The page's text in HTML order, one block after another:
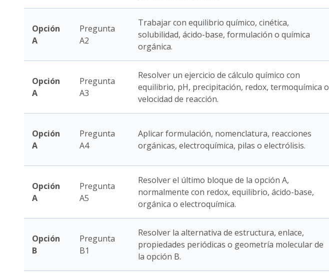
Opción
A
Pregunta
A2
Trabajar con equilibrio químico, cinética,
solubilidad, ácido-base, formulación o química
orgánica.
Opción
A
Pregunta
A3
Resolver un ejercicio de cálculo químico con
equilibrio, pH, precipitación, redox, termoquímica o
velocidad de reacción.
Opción
A
Pregunta
A4
Aplicar formulación, nomenclatura, reacciones
orgánicas, electroquímica, pilas o electrólisis.
Opción
A
Pregunta
A5
Resolver el último bloque de la opción A,
normalmente con redox, equilibrio, ácido-base,
orgánica o electroquímica.
Opción
B
Pregunta
B1
Resolver la alternativa de estructura, enlace,
propiedades periódicas o geometría molecular de
la opción B.